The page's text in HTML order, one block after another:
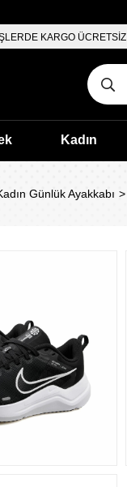
KARGO ÜCRETSİZ
Kadın
Günlük Ayakkabı